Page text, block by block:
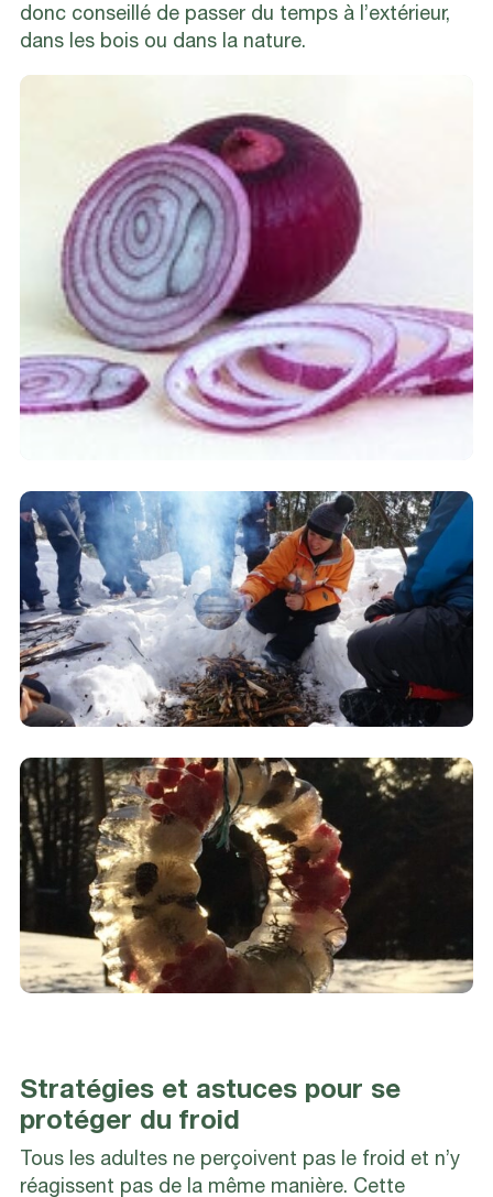
donc conseillé de passer du temps à l’extérieur,
dans les bois ou dans la nature.
Stratégies et astuces pour se
protéger du froid
Tous les adultes ne perçoivent pas le froid et n’y
réagissent pas de la même manière. Cette